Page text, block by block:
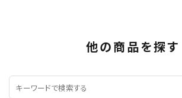
他の商品を探す